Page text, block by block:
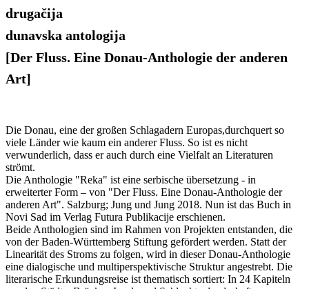
drugačija
dunavska antologija
[Der Fluss. Eine Donau-Anthologie der anderen
Art]
Die Donau, eine der großen Schlagadern Europas,durchquert so
viele Länder wie kaum ein anderer Fluss. So ist es nicht
verwunderlich, dass er auch durch eine Vielfalt an Literaturen
strömt.
Die Anthologie "Reka" ist eine serbische übersetzung - in
erweiterter Form – von "Der Fluss. Eine Donau-Anthologie der
anderen Art". Salzburg; Jung und Jung 2018. Nun ist das Buch in
Novi Sad im Verlag Futura Publikacije erschienen.
Beide Anthologien sind im Rahmen von Projekten entstanden, die
von der Baden-Württemberg Stiftung gefördert werden. Statt der
Linearität des Stroms zu folgen, wird in dieser Donau-Anthologie
eine dialogische und multiperspektivische Struktur angestrebt. Die
literarische Erkundungsreise ist thematisch sortiert: In 24 Kapiteln